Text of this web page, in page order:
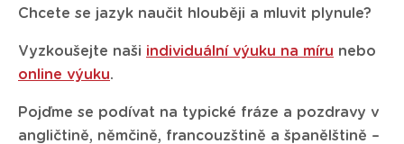
Chcete se jazyk naučit hlouběji a mluvit plynule?
Vyzkoušejte naši individuální výuku na míru nebo
online výuku.
Pojďme se podívat na typické fráze a pozdravy v
angličtině, němčině, francouzštině a španělštině –